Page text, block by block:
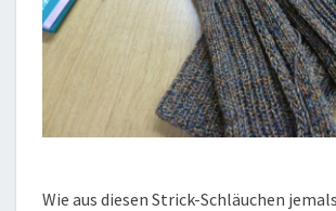
Wie aus diesen Strick-Schläuchen